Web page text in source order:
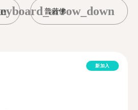
普若佛
新加入